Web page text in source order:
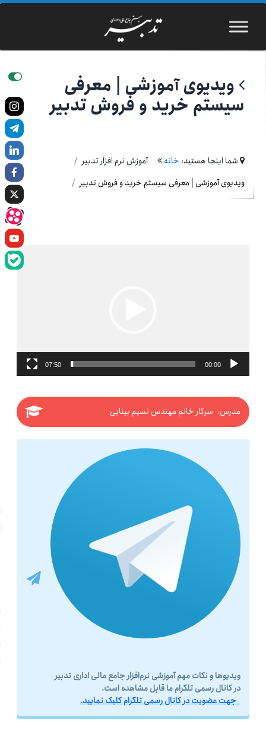
ویدیوی آموزشی | معرفی
سیستم خرید و فروش تدبیر
شما اینجا هستید: خانه
آموزش نرم افزار تدبیر
ویدیوی آموزشی | معرفی سیستم خرید و فروش تدبیر
00:00
07:50
مدرس: سرکار خانم مهندس نسیم بینایی
ویدیوها و نکات مهم آموزشی نرم‌افزار جامع مالی اداری تدبیر
در کانال رسمی تلگرام ما قابل مشاهده است.
جهت عضویت در کانال رسمی تلگرام کلیک نمایید.